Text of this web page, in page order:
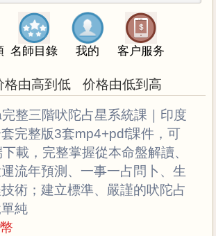
名師目錄 我的 客户服务
格由高到低 价格由低到高
整三階吠陀占星系統課｜印度
完整版3套mp4+pdf課件，可
載，完整掌握從本命盤解讀、
流年預測、一事一占問卜、生
術；建立標準、嚴謹的吠陀占
純